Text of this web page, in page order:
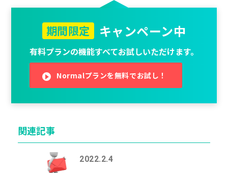
期間限定 キャンペーン中
有料プランの機能すべてお試しいただけます。
Normalプランを無料でお試し！
関連記事
2022.2.4